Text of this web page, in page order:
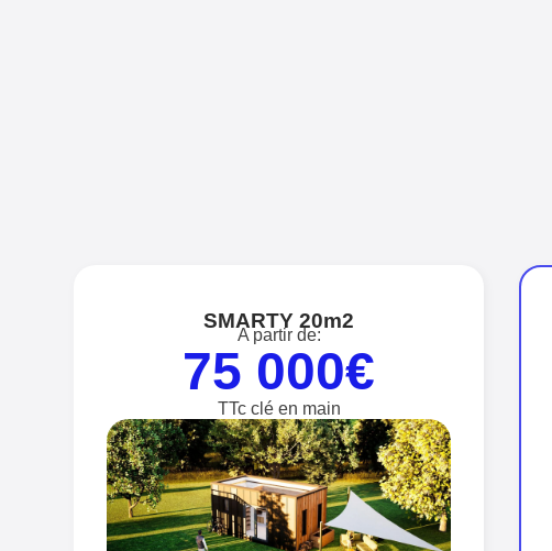
SMARTY 20m2
A partir de:
75 000€
TTc clé en main